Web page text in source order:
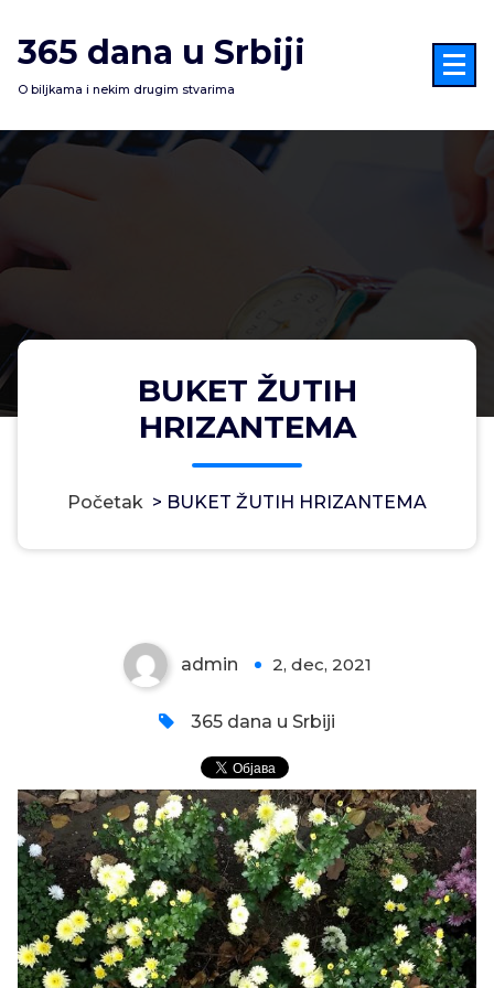
na
sadržaj
365 dana u Srbiji
O biljkama i nekim drugim stvarima
BUKET ŽUTIH
HRIZANTEMA
Početak > BUKET ŽUTIH HRIZANTEMA
admin 2, dec, 2021
365 dana u Srbiji